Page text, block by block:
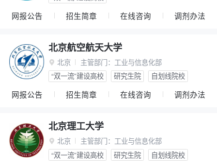
网报公告 招生简章 在线咨询 调剂办法
北京航空航天大学
 北京 主管部门： 工业与信息化部
“双一流”建设高校
研究生院 自划线院校
网报公告 招生简章 在线咨询 调剂办法
北京理工大学
 北京 主管部门： 工业与信息化部
“双一流”建设高校
研究生院 自划线院校